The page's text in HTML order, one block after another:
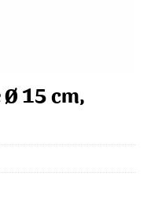
Ø 15 cm,